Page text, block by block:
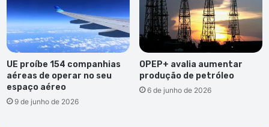
UE proíbe 154 companhias
aéreas de operar no seu
espaço aéreo
9 de junho de 2026
OPEP+ avalia aumentar
produção de petróleo
6 de junho de 2026